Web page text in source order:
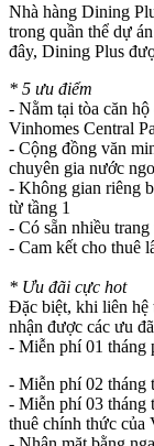
Nhà hàng Dining
trong quần thể dự
đây, Dining Plus
* 5 ưu điểm
- Nằm tại tòa căn
Vinhomes Central
- Cộng đồng văn
chuyên gia nước
- Không gian riêng
từ tầng 1
- Có sẵn nhiều
- Cam kết cho thuê
* Ưu đãi cực hot
Đặc biệt, khi liên hệ
nhận được các ưu
- Miễn phí 01 tháng
- Miễn phí 02 tháng
- Miễn phí 03 tháng
thuê chính thức của